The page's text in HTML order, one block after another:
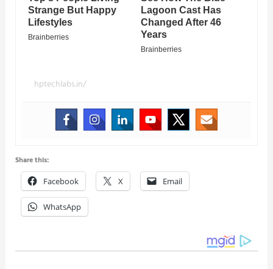
hptechlabs.in/
Share this:
Facebook X Email
WhatsApp